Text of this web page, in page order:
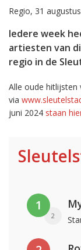
Regio, 31
Iedere week
artiesten van
regio in de
Alle oude hitlijsten
via
juni 2024 staan
1
2